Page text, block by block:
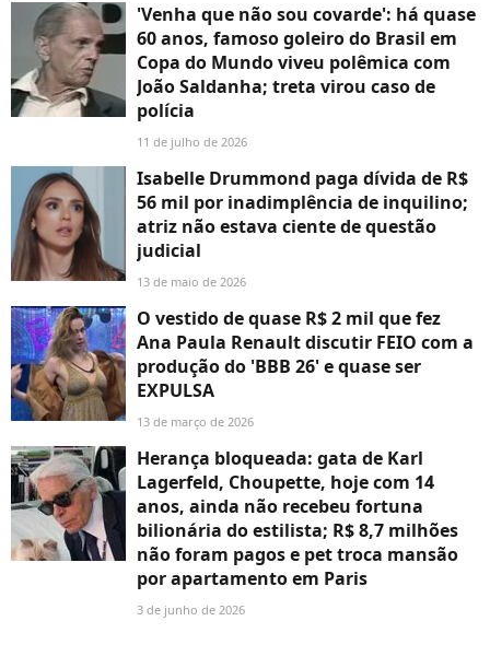
'Venha que não sou covarde': há quase
60 anos, famoso goleiro do Brasil em
Copa do Mundo viveu polêmica com
João Saldanha; treta virou caso de
polícia
11 de julho de 2026
Isabelle Drummond paga dívida de R$
56 mil por inadimplência de inquilino;
atriz não estava ciente de questão
judicial
13 de maio de 2026
O vestido de quase R$ 2 mil que fez
Ana Paula Renault discutir FEIO com a
produção do 'BBB 26' e quase ser
EXPULSA
13 de março de 2026
Herança bloqueada: gata de Karl
Lagerfeld, Choupette, hoje com 14
anos, ainda não recebeu fortuna
bilionária do estilista; R$ 8,7 milhões
não foram pagos e pet troca mansão
por apartamento em Paris
3 de junho de 2026